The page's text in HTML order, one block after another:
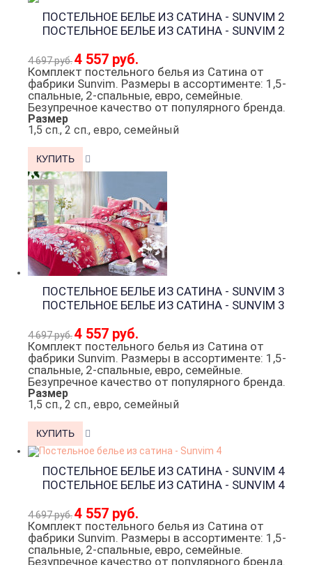
ПОСТЕЛЬНОЕ БЕЛЬЕ ИЗ САТИНА - SUNVIM 2
ПОСТЕЛЬНОЕ БЕЛЬЕ ИЗ САТИНА - SUNVIM 2
4 697 руб.4 557 руб.
Комплект постельного белья из Сатина от
фабрики Sunvim. Размеры в ассортименте: 1,5-
спальные, 2-спальные, евро, семейные.
Безупречное качество от популярного бренда.
Размер
1,5 сп., 2 сп., евро, семейный
ПОСТЕЛЬНОЕ БЕЛЬЕ ИЗ САТИНА - SUNVIM 3
ПОСТЕЛЬНОЕ БЕЛЬЕ ИЗ САТИНА - SUNVIM 3
4 697 руб.4 557 руб.
Комплект постельного белья из Сатина от
фабрики Sunvim. Размеры в ассортименте: 1,5-
спальные, 2-спальные, евро, семейные.
Безупречное качество от популярного бренда.
Размер
1,5 сп., 2 сп., евро, семейный
ПОСТЕЛЬНОЕ БЕЛЬЕ ИЗ САТИНА - SUNVIM 4
ПОСТЕЛЬНОЕ БЕЛЬЕ ИЗ САТИНА - SUNVIM 4
4 697 руб.4 557 руб.
Комплект постельного белья из Сатина от
фабрики Sunvim. Размеры в ассортименте: 1,5-
спальные, 2-спальные, евро, семейные.
Безупречное качество от популярного бренда.